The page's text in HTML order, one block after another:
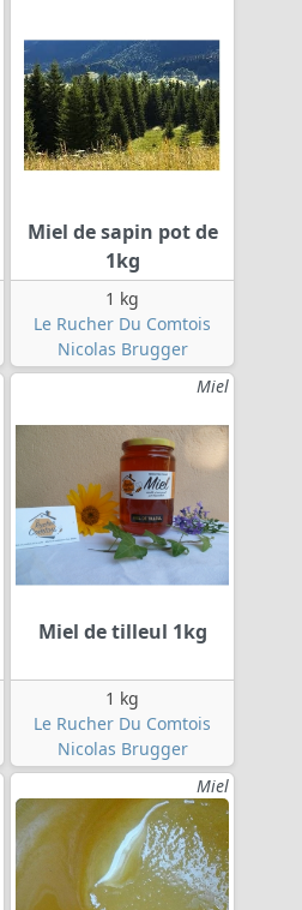
Miel de sapin pot de
1kg
1 kg
Le Rucher Du Comtois
Nicolas Brugger
Miel
Miel de tilleul 1kg
1 kg
Le Rucher Du Comtois
Nicolas Brugger
Miel